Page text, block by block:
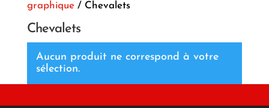
graphique/ Chevalets
Chevalets
Aucun produit ne correspond à votre
sélection.